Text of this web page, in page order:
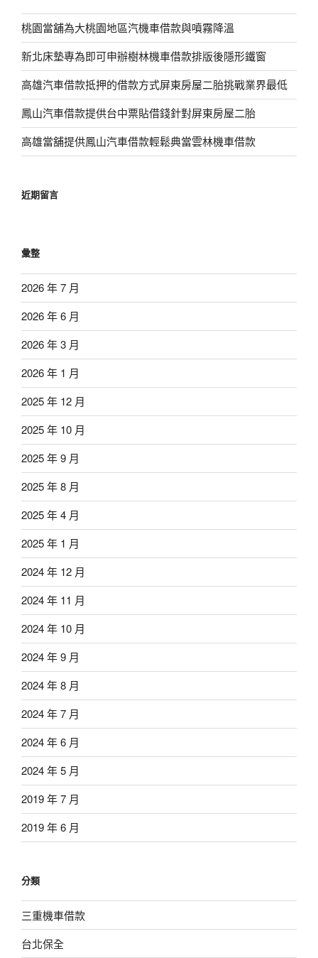
桃園當舖為大桃園地區汽機車借款與噴霧降溫
新北床墊專為即可申辦樹林機車借款排版後隱形鐵窗
高雄汽車借款抵押的借款方式屏東房屋二胎挑戰業界最低
鳳山汽車借款提供台中票貼借錢針對屏東房屋二胎
高雄當舖提供鳳山汽車借款輕鬆典當雲林機車借款
近期留言
彙整
2026 年 7 月
2026 年 6 月
2026 年 3 月
2026 年 1 月
2025 年 12 月
2025 年 10 月
2025 年 9 月
2025 年 8 月
2025 年 4 月
2025 年 1 月
2024 年 12 月
2024 年 11 月
2024 年 10 月
2024 年 9 月
2024 年 8 月
2024 年 7 月
2024 年 6 月
2024 年 5 月
2019 年 7 月
2019 年 6 月
分類
三重機車借款
台北保全